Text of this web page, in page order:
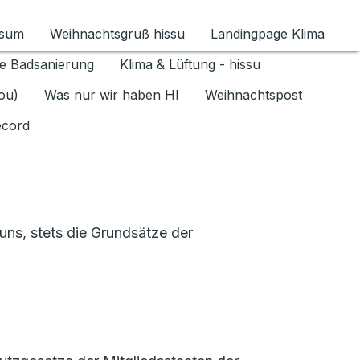
Datenschutz 1.6.2026 umschalten
Weihnachtsgruß hissu
Landingpage Klima
Badsanierung
Klima & Lüftung - hissu
Was nur wir haben HI
Weihnachtspost
stets die Grundsätze der